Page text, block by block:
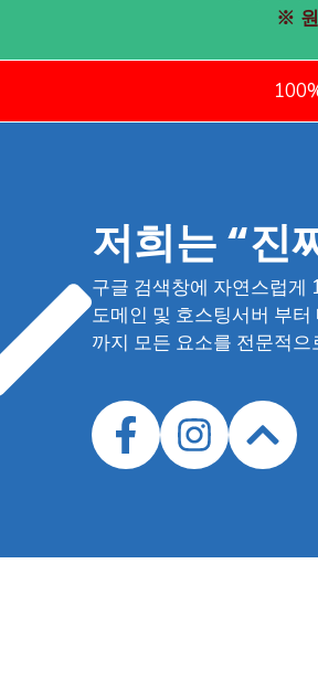
※
저희는 “진
구글 검색창에 자연스럽게
도메인 및 호스팅서버 부
까지 모든 요소를 전문적